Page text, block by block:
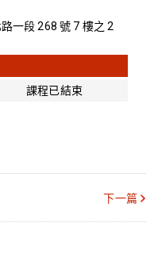
一段 268 號 7 樓之 2
課程已結束
下一篇